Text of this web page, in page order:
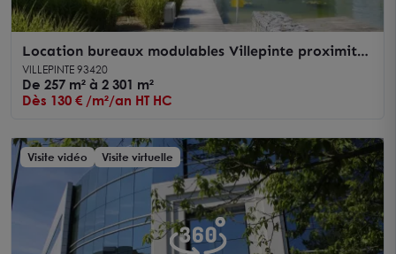
Location bureaux modulables Villepinte proximité
RER B cadre paysager
VILLEPINTE 93420
De 257 m² à 2 301 m²
Dès 130 € /m²/an HT HC
Visite vidéo Visite virtuelle